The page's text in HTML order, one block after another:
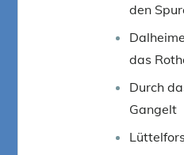
den
das
Durch
Gangelt